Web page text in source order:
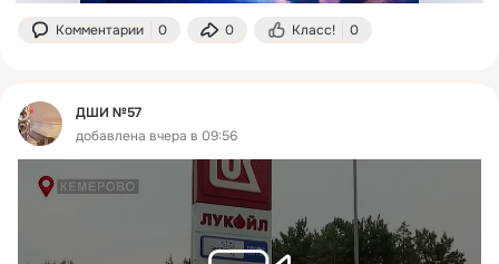
Комментарии 0 0 Класс! 0
ДШИ №57
добавлена вчера в 09:56